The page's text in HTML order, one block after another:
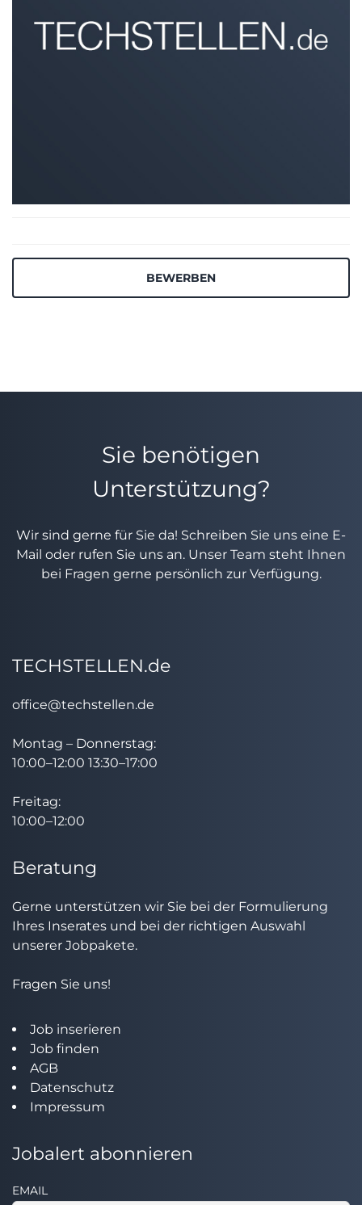
BEWERBEN
Sie benötigen
Unterstützung?
Wir sind gerne für Sie da! Schreiben Sie uns eine E-
Mail oder rufen Sie uns an. Unser Team steht Ihnen
bei Fragen gerne persönlich zur Verfügung.
TECHSTELLEN.de
office@techstellen.de
Montag – Donnerstag:
10:00–12:00 13:30–17:00
Freitag:
10:00–12:00
Beratung
Gerne unterstützen wir Sie bei der Formulierung
Ihres Inserates und bei der richtigen Auswahl
unserer Jobpakete.
Fragen Sie uns!
Job inserieren
Job finden
AGB
Datenschutz
Impressum
Jobalert abonnieren
EMAIL